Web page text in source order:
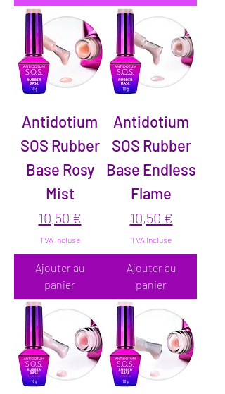
Antidotium
SOS Rubber
Base Rosy
Mist
Prix
10,50 €
TVA Incluse
Ajouter au
panier
Antidotium
SOS Rubber
Base Endless
Flame
Prix
10,50 €
TVA Incluse
Ajouter au
panier